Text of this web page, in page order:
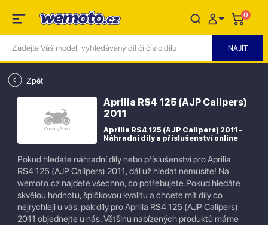
0
Zpět
Aprilia RS4 125 (AJP Calipers)
2011
Aprilia RS4 125 (AJP Calipers) 2011 –
Náhradní díly a příslušenství online
Pokud hledáte náhradní díly nebo příslušenství pro Aprilia
RS4 125 (AJP Calipers) 2011, dál už hledat nemusíte! Na
wemoto.cz najdete všechno, co potřebujete.Pokud hledáte
skvělou hodnotu, špičkovou kvalitu a chcete mít díly co
nejrychleji u vás, pak díly pro Aprilia RS4 125 (AJP Calipers)
2011 objednejte u nás. Většinu nabízených produktů máme